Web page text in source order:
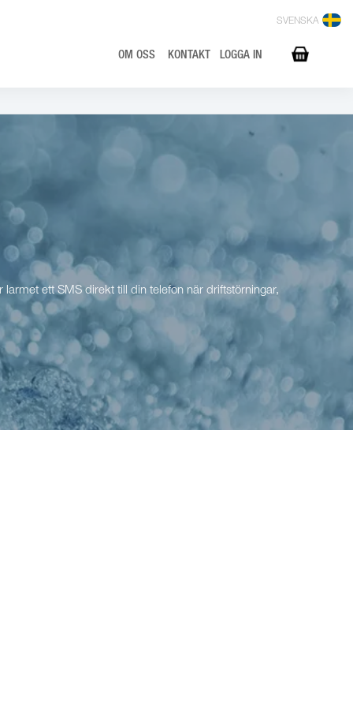
SVENSKA
OM OSS KONTAKT LOGGA IN
ett SMS direkt till din telefon när driftstörningar,